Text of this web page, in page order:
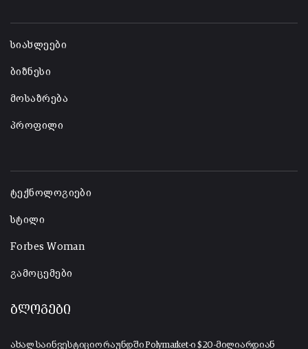
სიახლეები
ბიზნესი
მოსაზრება
პროფილი
ტექნოლოგიები
სტილი
Forbes Woman
გამოცემები
ბლოგები
ახალ საინვესტიციო რაუნდში Polymarket-ი $20-მილიარდიან